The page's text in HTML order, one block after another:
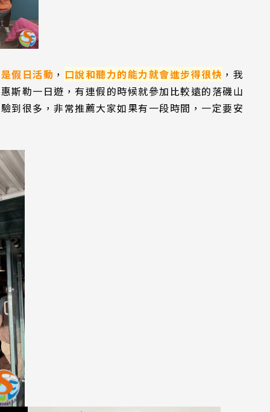
假日活動 ， 口說和聽力的能力就會進步得很快 ，我
斯勒一日遊，有連假的時候就參加比較遠的落磯山
到很多，非常推薦大家如果有一段時間，一定要安